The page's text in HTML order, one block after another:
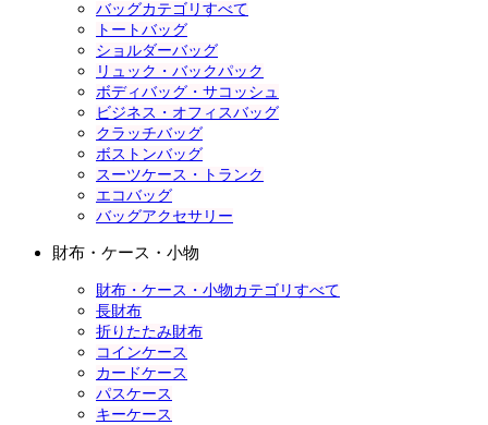
バッグカテゴリすべて
トートバッグ
ショルダーバッグ
リュック・バックパック
ボディバッグ・サコッシュ
ビジネス・オフィスバッグ
クラッチバッグ
ボストンバッグ
スーツケース・トランク
エコバッグ
バッグアクセサリー
財布・ケース・小物
財布・ケース・小物カテゴリすべて
長財布
折りたたみ財布
コインケース
カードケース
パスケース
キーケース